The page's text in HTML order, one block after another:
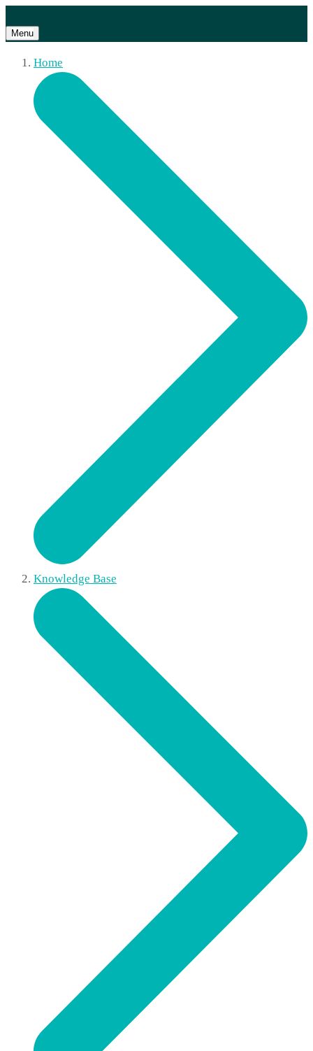
Menu
Home
Knowledge Base